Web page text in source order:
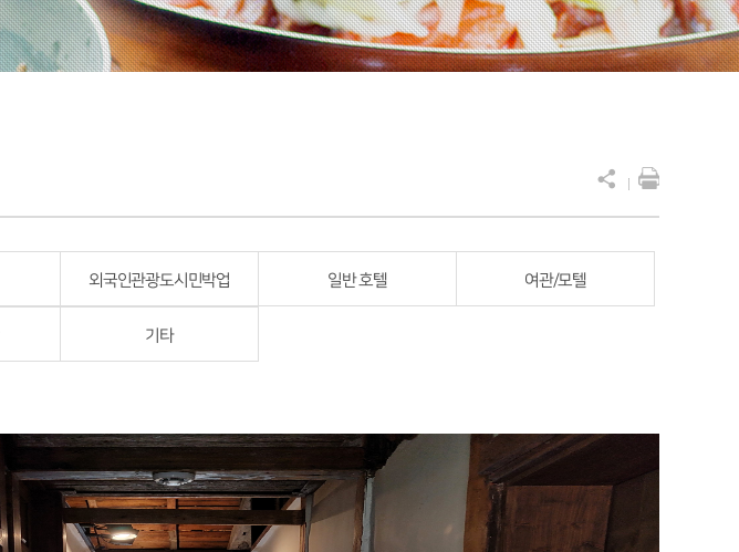
외국인관광도시민박업 일반 호텔 여관/모텔
기타